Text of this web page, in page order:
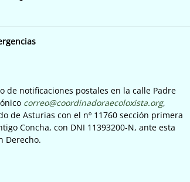
de notificaciones postales en la calle Padre
correo@coordinadoraecoloxista.org,
de Asturias con el nº 11760 sección primera
Concha, con DNI 11393200-N, ante esta
Derecho.